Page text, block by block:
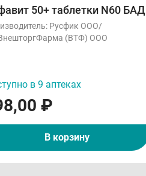
50+ таблетки N60 БАД
Русфик ООО/
(ВТФ) ООО
в 9 аптеках
₽
В корзину